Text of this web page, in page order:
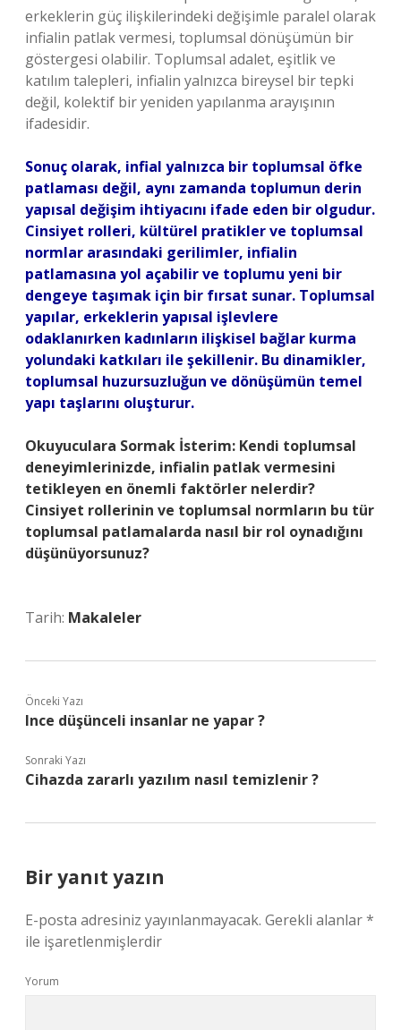
erkeklerin güç ilişkilerindeki değişimle paralel olarak
infialin patlak vermesi, toplumsal dönüşümün bir
göstergesi olabilir. Toplumsal adalet, eşitlik ve
katılım talepleri, infialin yalnızca bireysel bir tepki
değil, kolektif bir yeniden yapılanma arayışının
ifadesidir.
Sonuç olarak, infial yalnızca bir toplumsal öfke
patlaması değil, aynı zamanda toplumun derin
yapısal değişim ihtiyacını ifade eden bir olgudur.
Cinsiyet rolleri, kültürel pratikler ve toplumsal
normlar arasındaki gerilimler, infialin
patlamasına yol açabilir ve toplumu yeni bir
dengeye taşımak için bir fırsat sunar. Toplumsal
yapılar, erkeklerin yapısal işlevlere
odaklanırken kadınların ilişkisel bağlar kurma
yolundaki katkıları ile şekillenir. Bu dinamikler,
toplumsal huzursuzluğun ve dönüşümün temel
yapı taşlarını oluşturur.
Okuyuculara Sormak İsterim: Kendi toplumsal
deneyimlerinizde, infialin patlak vermesini
tetikleyen en önemli faktörler nelerdir?
Cinsiyet rollerinin ve toplumsal normların bu tür
toplumsal patlamalarda nasıl bir rol oynadığını
düşünüyorsunuz?
Tarih: Makaleler
Önceki Yazı
Ince düşünceli insanlar ne yapar ?
Sonraki Yazı
Cihazda zararlı yazılım nasıl temizlenir ?
Bir yanıt yazın
E-posta adresiniz yayınlanmayacak. Gerekli alanlar*
ile işaretlenmişlerdir
Yorum